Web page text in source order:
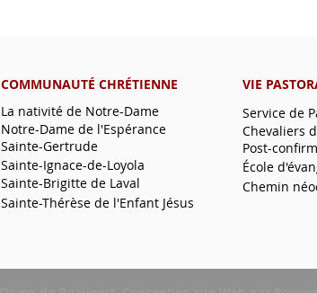
COMMUNAUTÉ CHRÉTIENNE
La nativité de Notre-Dame
Sainte-Gertrude
Notre-Dame de l'Espérance
Sainte-Ignace-de-Loyola
Sainte-Brigitte de Laval
Sainte-Thérèse de l'Enfant Jésus
VIE
Service de
Chevaliers
Post-
École
Chemin